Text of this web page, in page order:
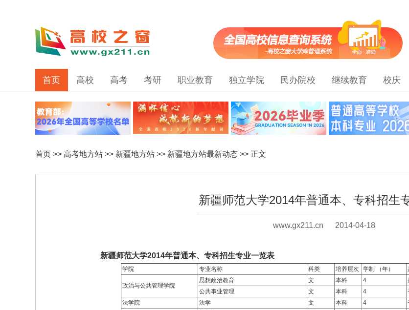
首页 高校 高考 考研 职业教育 独立学院 民办院校 继续教育 校庆
首页 >> 高考地方站 >> 新疆地方站 >> 新疆地方站最新动态 >> 正文
新疆师范大学2014年普通本、专科招生
www.gx211.cn 2014-04-18
新疆师范大学2014年普通本、专科招生专业一览表
学院 专业名称 科类 培养层次 学制 （年）
政治与公共管理学院
思想政治教育 文 本科 4
公共事业管理
文 本科 4
法学院
法学 文 本科 4